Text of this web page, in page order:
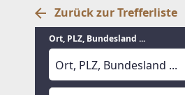
Zurück zur Trefferliste
Ort, PLZ, Bundesland ...